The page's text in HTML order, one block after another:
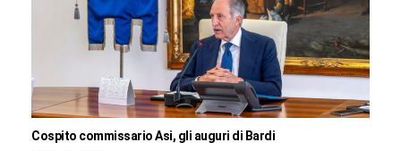
Cospito commissario Asi, gli auguri di Bardi